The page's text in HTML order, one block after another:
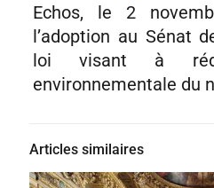
Echos, le 2
l’adoption au Sénat
loi visant à
environnementale du
Articles similaires